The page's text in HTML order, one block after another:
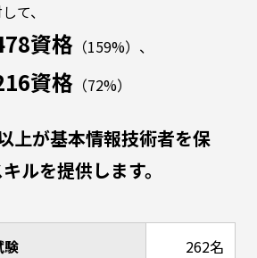
て、
資格 （159%）、
資格 （72%）
上が基本情報技術者を保
ルを提供します。
験 262名